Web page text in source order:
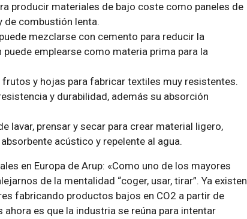
producir materiales de bajo coste como paneles de
de combustión lenta.
mezclarse con cemento para reducir la
emplearse como materia prima para la
y hojas para fabricar textiles muy resistentes.
y durabilidad, además su absorción
lavar, prensar y secar para crear material ligero,
acústico y repelente al agua.
en Europa de Arup: «Como uno de los mayores
de la mentalidad “coger, usar, tirar”. Ya existen
fabricando productos bajos en CO2 a partir de
es que la industria se reúna para intentar